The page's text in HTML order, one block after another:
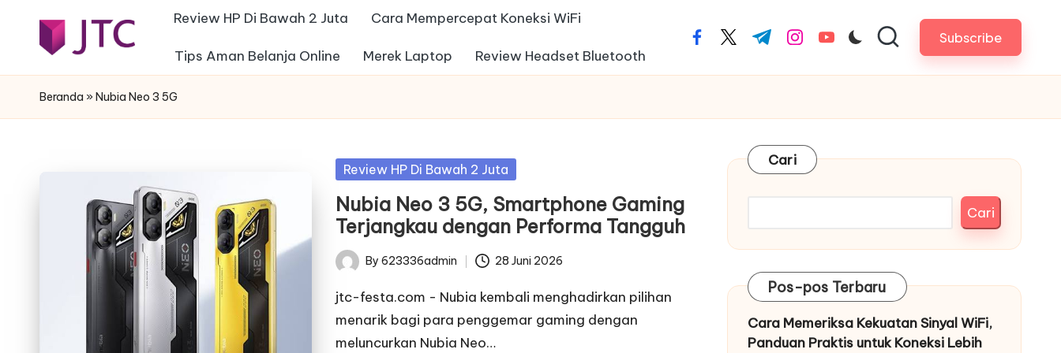
j
t
Interior
Rumah
Review HP Di Bawah 2 Juta Cara Mempercepat Koneksi WiFi
Tips Aman Belanja Online Merek Laptop Review Headset Bluetooth
facebook.com
twitter.com
t.me instagram.com
youtube.com Subscribe
Beranda » Nubia Neo 3 5G
Posted
Review HP Di Bawah 2 Juta
Nubia Neo 3 5G, Smartphone Gaming
Terjangkau dengan Performa Tangguh
Posted
by
By 623336admin 28 Juni 2026
jtc-festa.com - Nubia kembali menghadirkan pilihan
menarik bagi para penggemar gaming dengan
meluncurkan Nubia Neo…
Cari
Cari
Pos-pos Terbaru
Cara Memeriksa Kekuatan Sinyal WiFi,
Panduan Praktis untuk Koneksi Lebih